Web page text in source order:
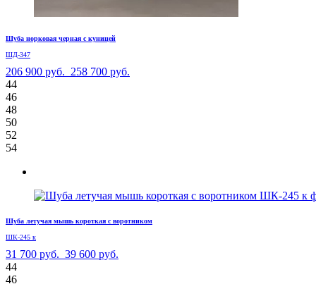
Шуба норковая черная с куницей
ШД-347
206 900 руб. 258 700 руб.
44
46
48
50
52
54
Шуба летучая мышь короткая с воротником
ШК-245 к
31 700 руб. 39 600 руб.
44
46